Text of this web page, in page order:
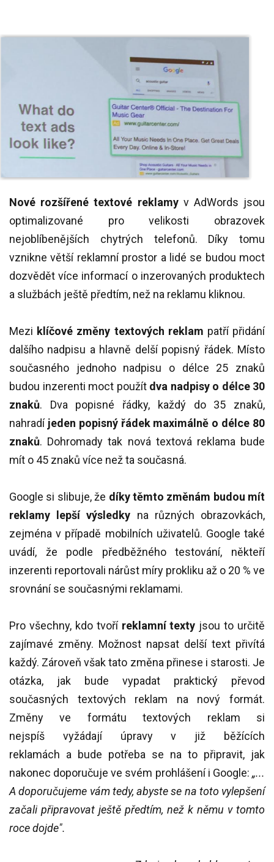
Nové rozšířené textové reklamyv AdWords jsou
optimalizované pro velikosti obrazovek
nejoblíbenějších chytrých telefonů. Díky tomu
vznikne větší reklamní prostor a lidé se budou moct
dozvědět více informací o inzerovaných produktech
a službách ještě předtím, než na reklamu kliknou.
Mezi klíčové změny textových reklam patří přidání
dalšího nadpisu a hlavně delší popisný řádek. Místo
současného jednoho nadpisu o délce 25 znaků
budou inzerenti moct použít dva nadpisy o délce 30
znaků. Dva popisné řádky, každý do 35 znaků,
nahradí jeden popisný řádek maximálně o délce 80
znaků. Dohromady tak nová textová reklama bude
mít o 45 znaků více než ta současná.
Google si slibuje, že díky těmto změnám budou mít
reklamy lepší výsledky na různých obrazovkách,
zejména v případě mobilních uživatelů. Google také
uvádí, že podle předběžného testování, někteří
inzerenti reportovali nárůst míry prokliku až o 20 % ve
srovnání se současnými reklamami.
Pro všechny, kdo tvoří reklamní texty jsou to určitě
zajímavé změny. Možnost napsat delší text přivítá
každý. Zároveň však tato změna přinese i starosti. Je
otázka, jak bude vypadat praktický převod
současných textových reklam na nový formát.
Změny ve formátu textových reklam si
nejspíš vyžádají úpravy v již běžících
reklamách a bude potřeba se na to připravit, jak
nakonec doporučuje ve svém prohlášení i Google: „...
A doporučujeme vám tedy, abyste se na toto vylepšení
začali připravovat ještě předtím, než k němu v tomto
roce dojde".